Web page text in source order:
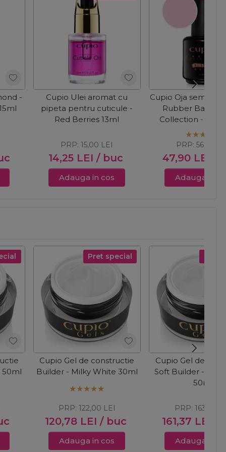
-
Cupio Ulei aromat cu
pipeta pentru cuticule -
Red Berries 13ml
14,25 LEI / buc
PRP:15,00 LEI
Adauga in cos
Cupio Oja
Rubber Base
Collection -
47,90 LEI
PRP:56,00
Adauga in
50ml
Pret special
Cupio Gel de constructie
Builder - Milky White 30ml
120,78 LEI / buc
PRP: 122,00 LEI
Adauga in cos
Cupio Gel de
Soft Builder -
50ml
161,37 LEI
PRP: 163,00
Adauga in